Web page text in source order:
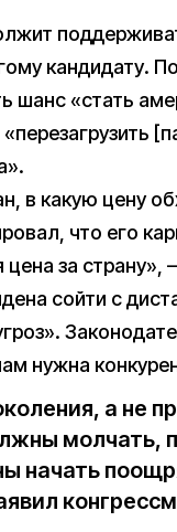
кандидату.
шанс «стать
в какую цену
что его
за страну»,
сойти с
нужна
а не
молчать,
начать